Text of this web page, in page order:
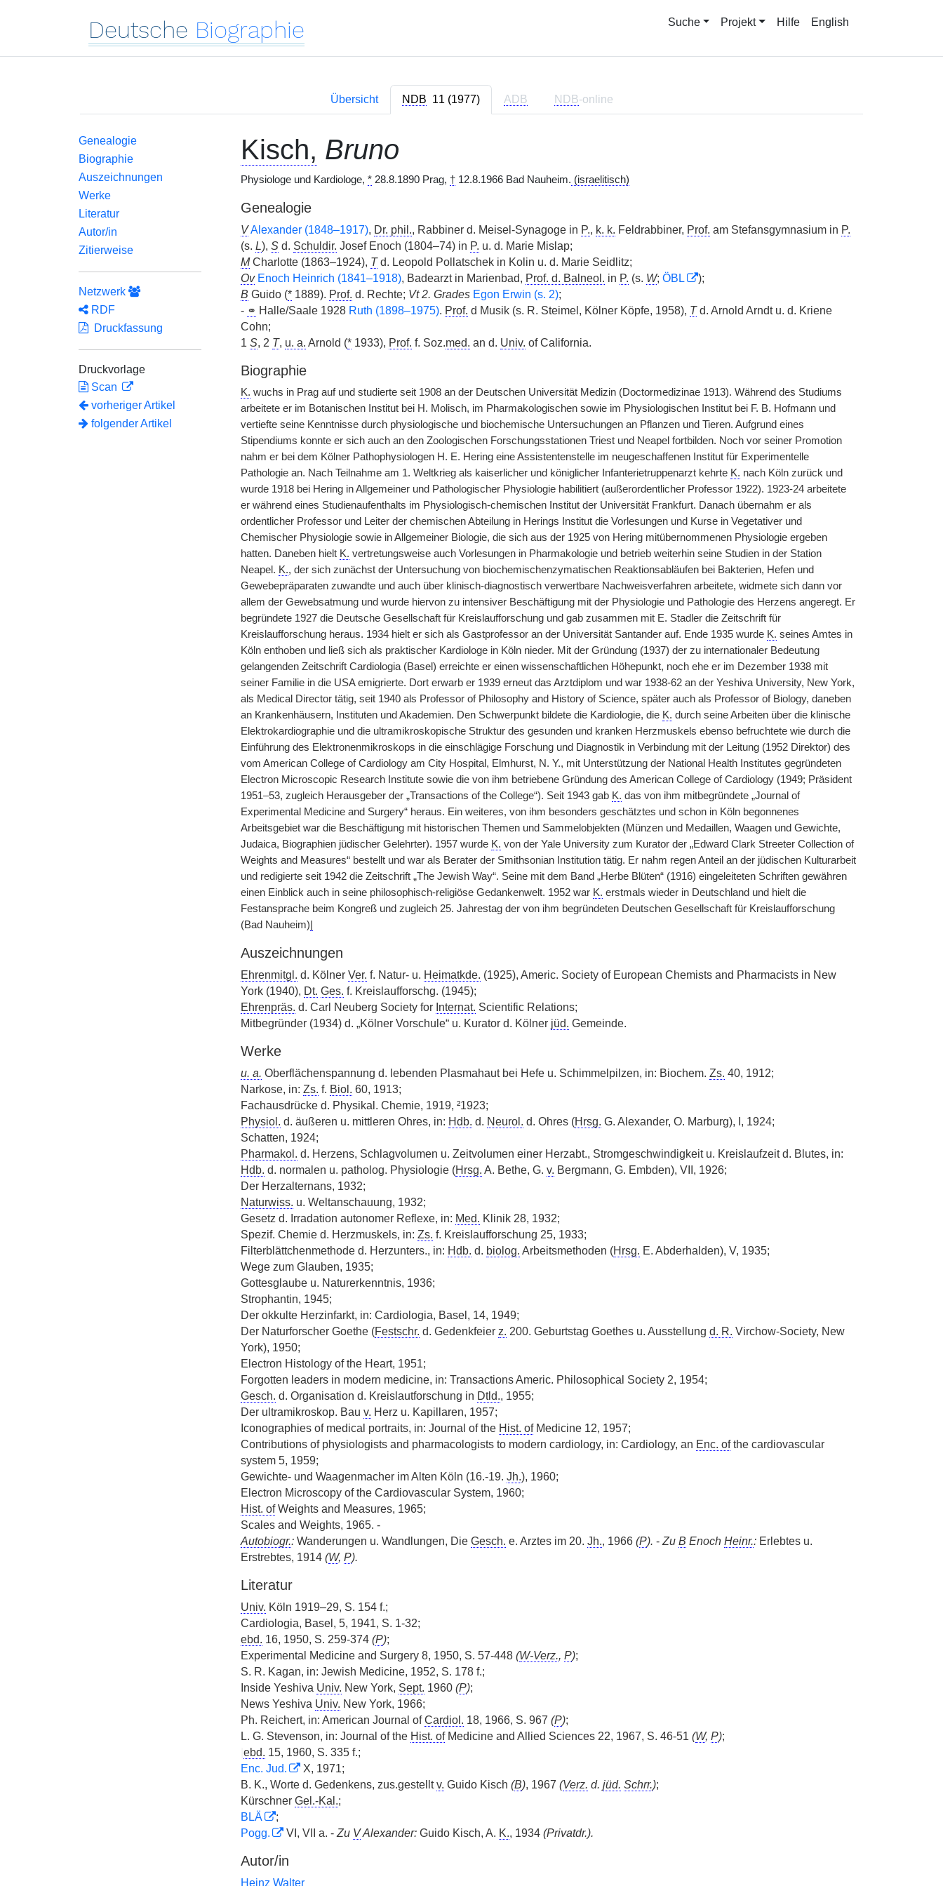
Deutsche Biographie Suche Projekt Hilfe English
Übersicht NDB 11 (1977) ADB NDB-online
Genealogie
Biographie
Auszeichnungen
Werke
Literatur
Autor/in
Zitierweise
Netzwerk
RDF
Druckfassung
Druckvorlage
Scan
vorheriger Artikel
folgender Artikel
Kisch, Bruno
Physiologe und Kardiologe, *28.8.1890 Prag, †12.8.1966 Bad Nauheim. (israelitisch)
Genealogie
VAlexander (1848–1917), Dr. phil., Rabbiner d. Meisel-Synagoge in P., k. k. Feldrabbiner, Prof. am Stefansgymnasium in P.
(s. L), Sd. Schuldir. Josef Enoch (1804–74) in P. u. d. Marie Mislap;
MCharlotte (1863–1924), Td. Leopold Pollatschek in Kolin u. d. Marie Seidlitz;
Ov Enoch Heinrich (1841–1918), Badearzt in Marienbad, Prof. d. Balneol. in P. (s. W; ÖBL
);
B Guido (*1889). Prof. d. Rechte; Vt 2. Grades Egon Erwin (s. 2);
- ⚭ Halle/Saale 1928 Ruth (1898–1975). Prof. d Musik (s. R. Steimel, Kölner Köpfe, 1958), Td. Arnold Arndt u. d. Kriene
Cohn;
1 S, 2 T, u. a. Arnold (*1933), Prof. f. Soz.med. an d. Univ. of California.
Biographie
K. wuchs in Prag auf und studierte seit 1908 an der Deutschen Universität Medizin (Doctormedizinae 1913). Während des Studiums
arbeitete er im Botanischen Institut bei H. Molisch, im Pharmakologischen sowie im Physiologischen Institut bei F. B. Hofmann und
vertiefte seine Kenntnisse durch physiologische und biochemische Untersuchungen an Pflanzen und Tieren. Aufgrund eines
Stipendiums konnte er sich auch an den Zoologischen Forschungsstationen Triest und Neapel fortbilden. Noch vor seiner Promotion
nahm er bei dem Kölner Pathophysiologen H. E. Hering eine Assistentenstelle im neugeschaffenen Institut für Experimentelle
Pathologie an. Nach Teilnahme am 1. Weltkrieg als kaiserlicher und königlicher Infanterietruppenarzt kehrte K. nach Köln zurück und
wurde 1918 bei Hering in Allgemeiner und Pathologischer Physiologie habilitiert (außerordentlicher Professor 1922). 1923-24 arbeitete
er während eines Studienaufenthalts im Physiologisch-chemischen Institut der Universität Frankfurt. Danach übernahm er als
ordentlicher Professor und Leiter der chemischen Abteilung in Herings Institut die Vorlesungen und Kurse in Vegetativer und
Chemischer Physiologie sowie in Allgemeiner Biologie, die sich aus der 1925 von Hering mitübernommenen Physiologie ergeben
hatten. Daneben hielt K. vertretungsweise auch Vorlesungen in Pharmakologie und betrieb weiterhin seine Studien in der Station
Neapel. K., der sich zunächst der Untersuchung von biochemischenzymatischen Reaktionsabläufen bei Bakterien, Hefen und
Gewebepräparaten zuwandte und auch über klinisch-diagnostisch verwertbare Nachweisverfahren arbeitete, widmete sich dann vor
allem der Gewebsatmung und wurde hiervon zu intensiver Beschäftigung mit der Physiologie und Pathologie des Herzens angeregt. Er
begründete 1927 die Deutsche Gesellschaft für Kreislaufforschung und gab zusammen mit E. Stadler die Zeitschrift für
Kreislaufforschung heraus. 1934 hielt er sich als Gastprofessor an der Universität Santander auf. Ende 1935 wurde K. seines Amtes in
Köln enthoben und ließ sich als praktischer Kardiologe in Köln nieder. Mit der Gründung (1937) der zu internationaler Bedeutung
gelangenden Zeitschrift Cardiologia (Basel) erreichte er einen wissenschaftlichen Höhepunkt, noch ehe er im Dezember 1938 mit
seiner Familie in die USA emigrierte. Dort erwarb er 1939 erneut das Arztdiplom und war 1938-62 an der Yeshiva University, New York,
als Medical Director tätig, seit 1940 als Professor of Philosophy and History of Science, später auch als Professor of Biology, daneben
an Krankenhäusern, Instituten und Akademien. Den Schwerpunkt bildete die Kardiologie, die K. durch seine Arbeiten über die klinische
Elektrokardiographie und die ultramikroskopische Struktur des gesunden und kranken Herzmuskels ebenso befruchtete wie durch die
Einführung des Elektronenmikroskops in die einschlägige Forschung und Diagnostik in Verbindung mit der Leitung (1952 Direktor) des
vom American College of Cardiology am City Hospital, Elmhurst, N. Y., mit Unterstützung der National Health Institutes gegründeten
Electron Microscopic Research Institute sowie die von ihm betriebene Gründung des American College of Cardiology (1949; Präsident
1951–53, zugleich Herausgeber der „Transactions of the College“). Seit 1943 gab K. das von ihm mitbegründete „Journal of
Experimental Medicine and Surgery“ heraus. Ein weiteres, von ihm besonders geschätztes und schon in Köln begonnenes
Arbeitsgebiet war die Beschäftigung mit historischen Themen und Sammelobjekten (Münzen und Medaillen, Waagen und Gewichte,
Judaica, Biographien jüdischer Gelehrter). 1957 wurde K. von der Yale University zum Kurator der „Edward Clark Streeter Collection of
Weights and Measures“ bestellt und war als Berater der Smithsonian Institution tätig. Er nahm regen Anteil an der jüdischen Kulturarbeit
und redigierte seit 1942 die Zeitschrift „The Jewish Way“. Seine mit dem Band „Herbe Blüten“ (1916) eingeleiteten Schriften gewähren
einen Einblick auch in seine philosophisch-religiöse Gedankenwelt. 1952 war K. erstmals wieder in Deutschland und hielt die
Festansprache beim Kongreß und zugleich 25. Jahrestag der von ihm begründeten Deutschen Gesellschaft für Kreislaufforschung
(Bad Nauheim)
Auszeichnungen
Ehrenmitgl. d. Kölner Ver. f. Natur- u. Heimatkde. (1925), Americ. Society of European Chemists and Pharmacists in New
York (1940), Dt. Ges. f. Kreislaufforschg. (1945);
Ehrenpräs. d. Carl Neuberg Society for Internat. Scientific Relations;
Mitbegründer (1934) d. „Kölner Vorschule“ u. Kurator d. Kölner jüd. Gemeinde.
Werke
u. a. Oberflächenspannung d. lebenden Plasmahaut bei Hefe u. Schimmelpilzen, in: Biochem. Zs. 40, 1912;
Narkose, in: Zs. f. Biol. 60, 1913;
Fachausdrücke d. Physikal. Chemie, 1919, ²1923;
Physiol. d. äußeren u. mittleren Ohres, in: Hdb. d. Neurol. d. Ohres (Hrsg. G. Alexander, O. Marburg), I, 1924;
Schatten, 1924;
Pharmakol. d. Herzens, Schlagvolumen u. Zeitvolumen einer Herzabt., Stromgeschwindigkeit u. Kreislaufzeit d. Blutes, in:
Hdb. d. normalen u. patholog. Physiologie (Hrsg. A. Bethe, G. v. Bergmann, G. Embden), VII, 1926;
Der Herzalternans, 1932;
Naturwiss. u. Weltanschauung, 1932;
Gesetz d. Irradation autonomer Reflexe, in: Med. Klinik 28, 1932;
Spezif. Chemie d. Herzmuskels, in: Zs. f. Kreislaufforschung 25, 1933;
Filterblättchenmethode d. Herzunters., in: Hdb. d. biolog. Arbeitsmethoden (Hrsg. E. Abderhalden), V, 1935;
Wege zum Glauben, 1935;
Gottesglaube u. Naturerkenntnis, 1936;
Strophantin, 1945;
Der okkulte Herzinfarkt, in: Cardiologia, Basel, 14, 1949;
Der Naturforscher Goethe (Festschr. d. Gedenkfeier z. 200. Geburtstag Goethes u. Ausstellung d. R. Virchow-Society, New
York), 1950;
Electron Histology of the Heart, 1951;
Forgotten leaders in modern medicine, in: Transactions Americ. Philosophical Society 2, 1954;
Gesch. d. Organisation d. Kreislautforschung in Dtld., 1955;
Der ultramikroskop. Bau v. Herz u. Kapillaren, 1957;
Iconographies of medical portraits, in: Journal of the Hist. ofMedicine 12, 1957;
Contributions of physiologists and pharmacologists to modern cardiology, in: Cardiology, an Enc. ofthe cardiovascular
system 5, 1959;
Gewichte- und Waagenmacher im Alten Köln (16.-19. Jh.), 1960;
Electron Microscopy of the Cardiovascular System, 1960;
Hist. ofWeights and Measures, 1965;
Scales and Weights, 1965. -
Autobiogr.:Wanderungen u. Wandlungen, Die Gesch. e. Arztes im 20. Jh., 1966 (P). - Zu B Enoch Heinr.:Erlebtes u.
Erstrebtes, 1914 (W, P).
Literatur
Univ. Köln 1919–29, S. 154 f.;
Cardiologia, Basel, 5, 1941, S. 1-32;
ebd. 16, 1950, S. 259-374 (P);
Experimental Medicine and Surgery 8, 1950, S. 57-448 (W-Verz., P);
S. R. Kagan, in: Jewish Medicine, 1952, S. 178 f.;
Inside Yeshiva Univ. New York, Sept. 1960 (P);
News Yeshiva Univ. New York, 1966;
Ph. Reichert, in: American Journal ofCardiol. 18, 1966, S. 967 (P);
L. G. Stevenson, in: Journal of the Hist. ofMedicine and Allied Sciences 22, 1967, S. 46-51 (W, P);
ebd. 15, 1960, S. 335 f.;
Enc. Jud.
X, 1971;
B. K., Worte d. Gedenkens, zus.gestelltv. Guido Kisch (B), 1967 (Verz. d. jüd. Schrr.);
Kürschner Gel.-Kal.;
BLÄ
;
Pogg.
VI, VII a. - Zu VAlexander:Guido Kisch, A. K., 1934 (Privatdr.).
Autor/in
Heinz Walter